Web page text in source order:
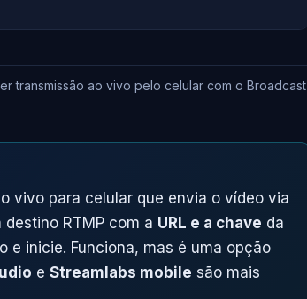
transmissão ao vivo pelo celular com o Broadcast
vivo para celular que envia o vídeo via
RTMP com a URL e a chave da
e inicie. Funciona, mas é uma opção
e Streamlabs mobile são mais